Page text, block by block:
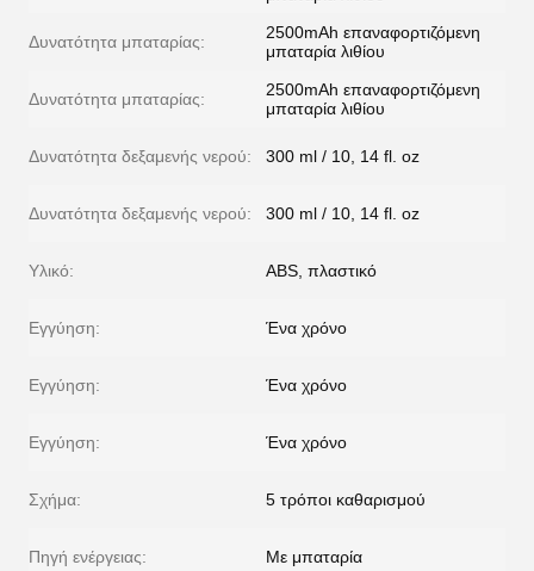
Δυνατότητα μπαταρίας:
2500mAh επαναφορτιζόμενη
μπαταρία λιθίου
Δυνατότητα μπαταρίας:
2500mAh επαναφορτιζόμενη
μπαταρία λιθίου
Δυνατότητα δεξαμενής νερού: 300 ml / 10, 14 fl. oz
Δυνατότητα δεξαμενής νερού: 300 ml / 10, 14 fl. oz
Υλικό: ABS, πλαστικό
Εγγύηση: Ένα χρόνο
Εγγύηση: Ένα χρόνο
Εγγύηση: Ένα χρόνο
Σχήμα: 5 τρόποι καθαρισμού
Πηγή ενέργειας: Με μπαταρία